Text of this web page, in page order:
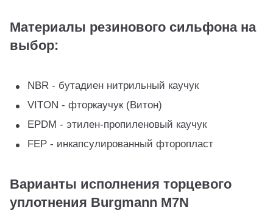
Материалы резинового сильфона на
выбор:
NBR - бутадиен нитрильный каучук
VITON - фторкаучук (Витон)
EPDM - этилен-пропиленовый каучук
FEP - инкапсулированный фторопласт
Варианты исполнения торцевого
уплотнения Burgmann M7N